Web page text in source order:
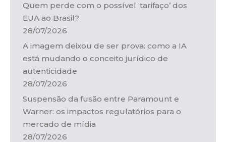
Quem perde com o possível ‘tarifaço’ dos
EUA ao Brasil?
28/07/2026
A imagem deixou de ser prova: como a IA
está mudando o conceito jurídico de
autenticidade
28/07/2026
Suspensão da fusão entre Paramount e
Warner: os impactos regulatórios para o
mercado de mídia
28/07/2026